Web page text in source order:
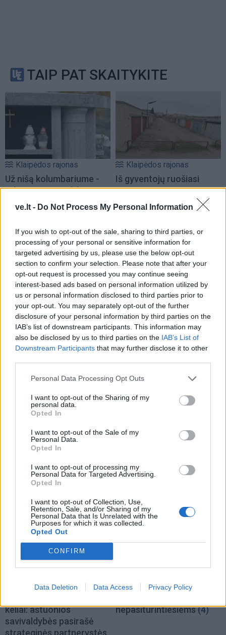
ve.lt - Do Not Process My Personal Information
If you wish to opt-out of the sale, sharing to third parties, or
processing of your personal or sensitive information for
targeted advertising by us, please use the below opt-out
section to confirm your selection. Please note that after your
opt-out request is processed you may continue seeing
interest-based ads based on personal information utilized by
us or personal information disclosed to third parties prior to
your opt-out. You may separately opt-out of the further
disclosure of your personal information by third parties on the
IAB’s list of downstream participants. This information may
also be disclosed by us to third parties on the IAB’s List of
Downstream Participants that may further disclose it to other
Personal Data Processing Opt Outs
I want to opt-out of the Sharing of my
personal data.
Opted In
I want to opt-out of the Sale of my
Personal Data.
Opted In
I want to opt-out of processing my
Personal Data for Targeted Advertising.
Opted In
I want to opt-out of Collection, Use,
Retention, Sale, and/or Sharing of my
Personal Data that Is Unrelated with the
Purposes for which it was collected.
Opted Out
CONFIRM
Data Deletion Data Access Privacy Policy
TAIP PAT SKAITYKITE
Klaipėdos rajonas
Už nišą kolumbariume -
tūkstantis eurų(3)
Klaipėdos rajonas
Iš gyventojų ruošiasi
paimti ir nugriauti
garažus (7)
Klaipėdos rajonas
Daugiabučių namų
atnaujinimui –
Savivaldybės parama
Klaipėdos rajonas
Tiekėjo ir gyventojų
požiūris į vandenį
nesutampa: vieniems -
geras, kitiems - ne (1)
Veiviržėnuose
sutvarkytas Lurdas,
restauruota
Švenčiausiosios Mergelės
Marijos skulptūra
Klaipėdos rajone –
socialiai jautrioms
šeimoms: savivaldybė
Mažosios Lietuvos
keliai: aštuonios
savivaldybės pasirašė
strateginės partnerystės
Miesto pakraštyje -
nepasiturintiesiems(4)